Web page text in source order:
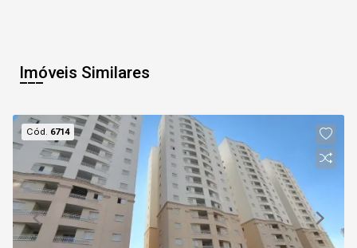
Imóveis Similares
Cód. 6714